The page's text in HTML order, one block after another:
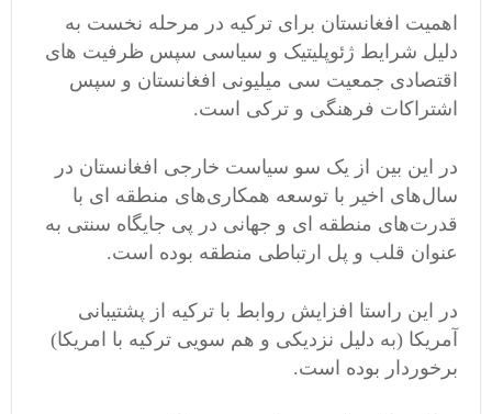
اهمیت افغانستان برای ترکیه در مرحله نخست به
دلیل شرایط ژئوپلیتیک و سیاسی سپس ظرفیت های
اقتصادی جمعیت سی میلیونی افغانستان و سپس
اشتراکات فرهنگی و ترکی است.
در این بین از یک سو سیاست خارجی افغانستان در
سال‌های اخیر با توسعه همکاری‌های منطقه ‌ای با
قدرت‌های منطقه ای و جهانی در پی جایگاه سنتی به
عنوان قلب و پل ارتباطی منطقه بوده است.
در این راستا افزایش روابط با ترکیه از پشتیبانی
آمریکا (به دلیل نزدیکی و هم سویی ترکیه با امریکا)
برخوردار بوده است.